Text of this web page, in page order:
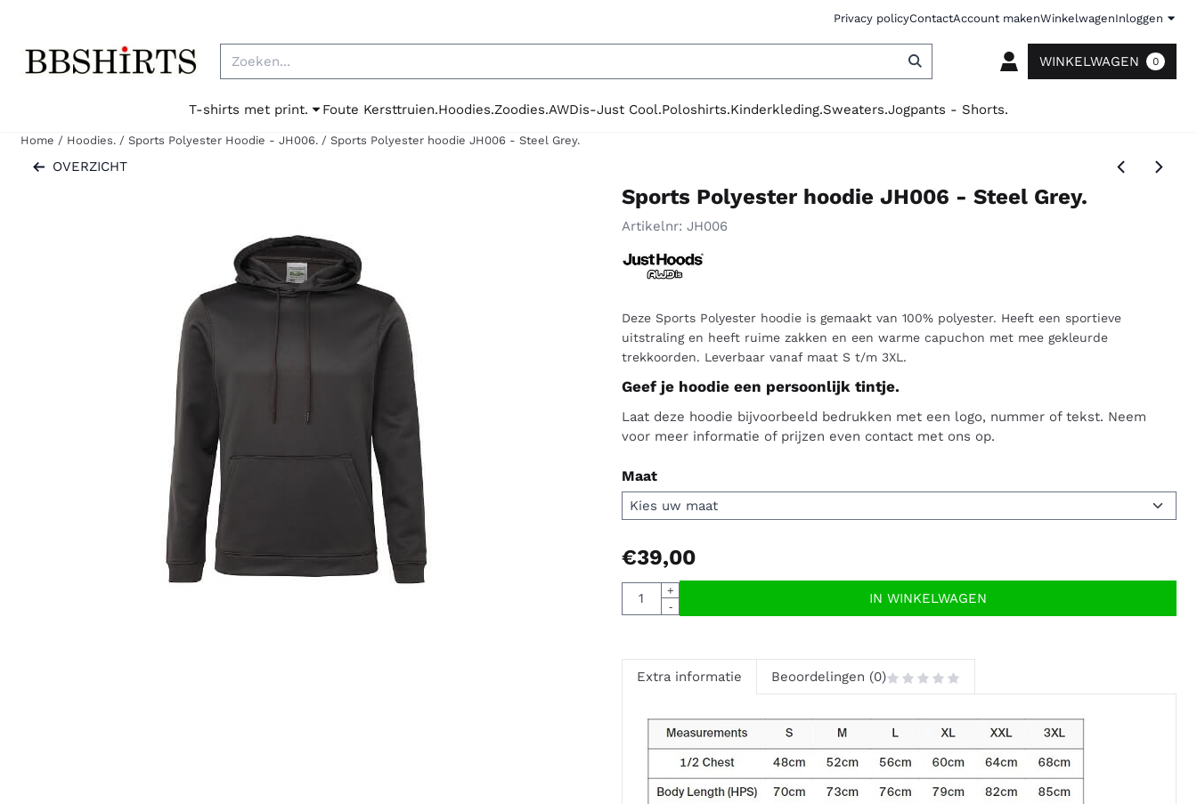
Privacy policyContactAccount makenWinkelwagenInloggen
Zoeken
WINKELWAGEN 0
T-shirts met print. Foute Kersttruien.Hoodies.Zoodies.AWDis-Just Cool.Poloshirts.Kinderkleding.Sweaters.Jogpants - Shorts.
Home / Hoodies. / Sports Polyester Hoodie - JH006. / Sports Polyester hoodie JH006 - Steel Grey.
OVERZICHT
Sports Polyester hoodie JH006 - Steel Grey.
Artikelnr: JH006
Deze Sports Polyester hoodie is gemaakt van 100% polyester. Heeft een sportieve
uitstraling en heeft ruime zakken en een warme capuchon met mee gekleurde
trekkoorden. Leverbaar vanaf maat S t/m 3XL.
Geef je hoodie een persoonlijk tintje.
Laat deze hoodie bijvoorbeeld bedrukken met een logo, nummer of tekst. Neem
voor meer informatie of prijzen even contact met ons op.
Maat
€39,00
Aantal
+
-
IN WINKELWAGEN
Extra informatie Beoordelingen (0)